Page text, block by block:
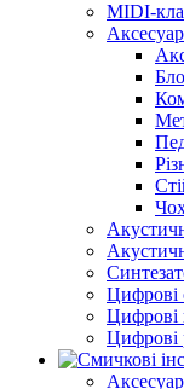
MIDI-
Цифрові
Цифрові
Цифрові